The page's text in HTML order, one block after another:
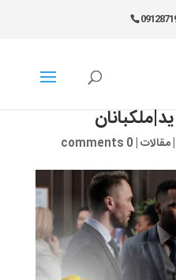
|مقالات|
0 comments